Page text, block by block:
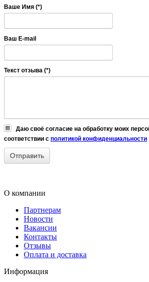
Ваше Имя (*)
Ваш E-mail
Текст отзыва (*)
Даю своё согласие на обработку моих
соответствии с политикой конфиденциальности
О компании
Партнерам
Новости
Вакансии
Контакты
Отзывы
Оплата и доставка
Информация